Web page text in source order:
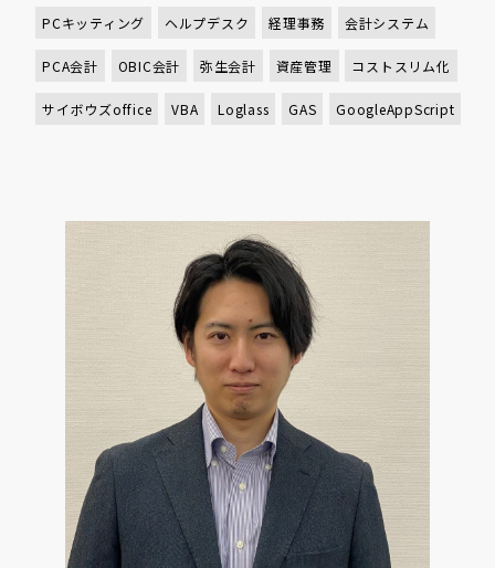
PCキッティング ヘルプデスク 経理事務 会計システム
PCA会計 OBIC会計 弥生会計 資産管理 コストスリム化
サイボウズoffice VBA Loglass GAS GoogleAppScript